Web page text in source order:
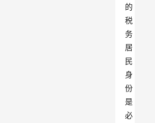
的
税
务
居
民
身
份
是
必